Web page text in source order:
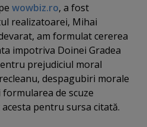
wowbiz.ro, a fost
realizatoarei, Mihai
am formulat cererea
impotriva Doinei Gradea
prejudiciul moral
despagubiri morale
formularea de scuze
pentru sursa citată.